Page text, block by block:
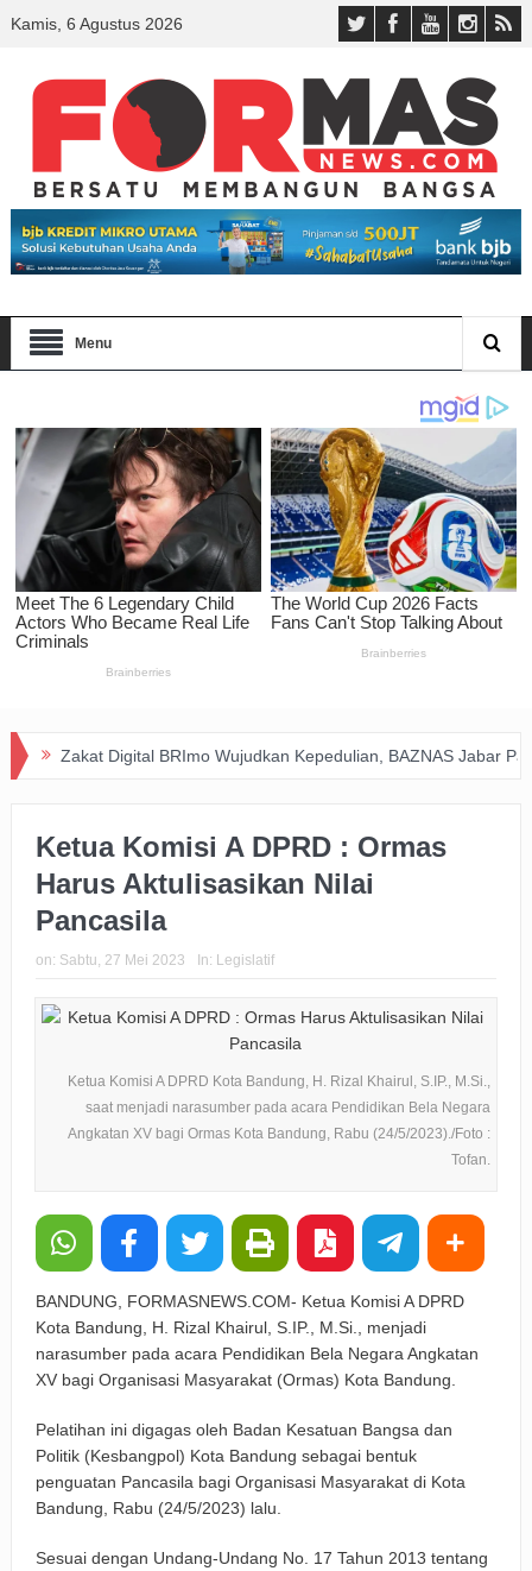
Kamis, 6 Agustus 2026
Menu
Digital BRImo Wujudkan Kepedulian, BAZNAS Jabar Pastikan
Ketua Komisi A DPRD : Ormas
Harus Aktulisasikan Nilai
Pancasila
on: Sabtu, 27 Mei 2023 In: Legislatif
Ketua Komisi A DPRD Kota Bandung, H. Rizal Khairul, S.IP., M.Si.,
saat menjadi narasumber pada acara Pendidikan Bela Negara
Angkatan XV bagi Ormas Kota Bandung, Rabu (24/5/2023)./Foto :
Tofan.
BANDUNG, FORMASNEWS.COM- Ketua Komisi A DPRD
Kota Bandung, H. Rizal Khairul, S.IP., M.Si., menjadi
narasumber pada acara Pendidikan Bela Negara Angkatan
XV bagi Organisasi Masyarakat (Ormas) Kota Bandung.
Pelatihan ini digagas oleh Badan Kesatuan Bangsa dan
Politik (Kesbangpol) Kota Bandung sebagai bentuk
penguatan Pancasila bagi Organisasi Masyarakat di Kota
Bandung, Rabu (24/5/2023) lalu.
Sesuai dengan Undang-Undang No. 17 Tahun 2013 tentang